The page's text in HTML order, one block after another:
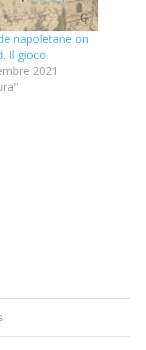
napoletane on
Il gioco
2021